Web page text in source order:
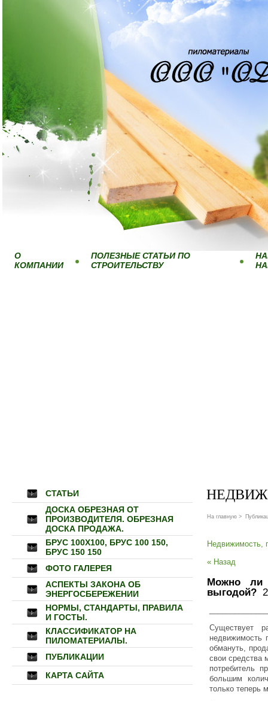
О
КОМПАНИИ
ПОЛЕЗНЫЕ СТАТЬИ ПО
СТРОИТЕЛЬСТВУ
СТАТЬИ
ДОСКА ОБРЕЗНАЯ ОТ
ПРОИЗВОДИТЕЛЯ. ОБРЕЗНАЯ
ДОСКА ПРОДАЖА.
БРУС 100Х100, БРУС 100 150,
БРУС 150 150
ФОТО ГАЛЕРЕЯ
АСПЕКТЫ ЗАКОНА ОБ
ЭНЕРГОСБЕРЕЖЕНИИ
НОРМЫ, СТАНДАРТЫ, ПРАВИЛА
И ГОСТЫ.
КЛАССИФИКАТОР НА
ПИЛОМАТЕРИАЛЫ.
ПУБЛИКАЦИИ
КАРТА САЙТА
На главную >
Недвижимость,
« Назад
Можно ли
выгодой?
Существует
недвижимость
обмануть,
свои средства
потребитель
большим
только теперь